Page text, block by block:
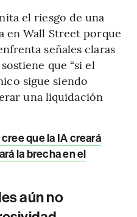
el riesgo de una
en Wall Street porque
señales claras
que “si el
sigue siendo
una liquidación
que la IA creará
la brecha en el
aún no